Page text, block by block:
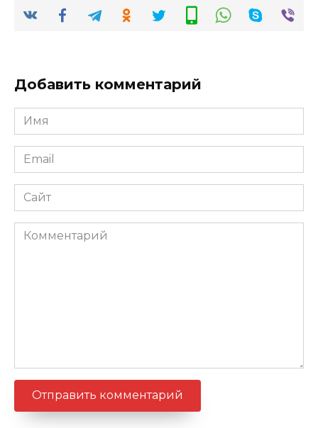
Добавить комментарий
Имя
*
Email
*
Сайт
Комментарий